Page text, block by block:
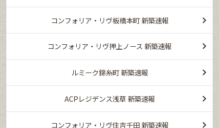
コンフォリア・リヴ板橋本町 新築速報
コンフォリア・リヴ押上ノース 新築速報
ルミーク錦糸町 新築速報
ACPレジデンス浅草 新築速報
コンフォリア・リヴ住吉千田 新築速報